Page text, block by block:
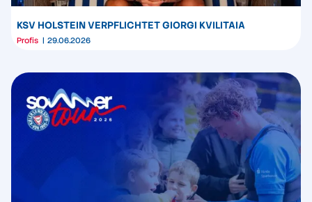
KSV HOLSTEIN VERPFLICHTET GIORGI KVILITAIA
Profis 29.06.2026